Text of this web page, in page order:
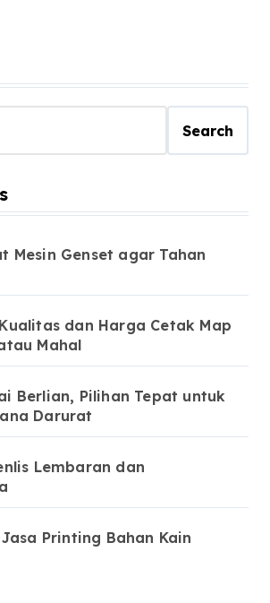
Search
Mesin Genset agar Tahan
dan Harga Cetak Map
Mahal
Berlian, Pilihan Tepat untuk
Darurat
Lembaran dan
Printing Bahan Kain